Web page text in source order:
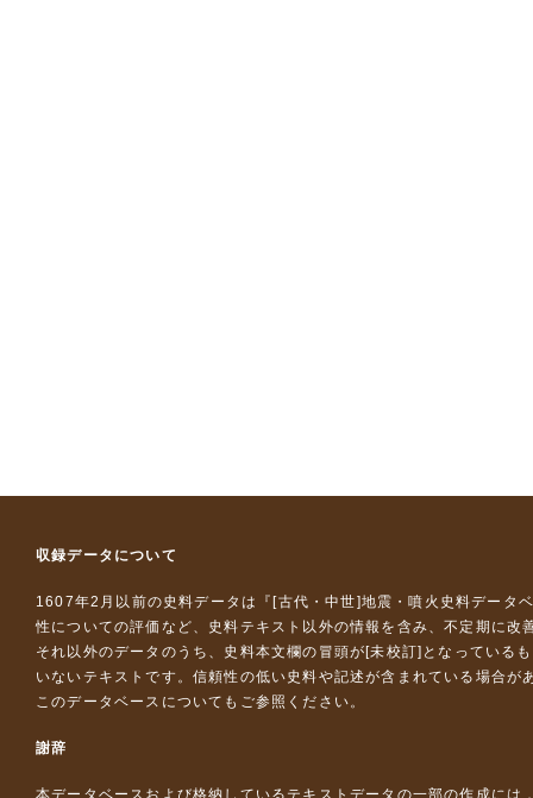
収録データについて
1607年2月以前の史料データは『 [古代・中世]地震・噴火史料データ
性についての評価など、史料テキスト以外の情報を含み、不定期に改
それ以外のデータのうち、史料本文欄の冒頭が[未校訂]となっている
いないテキストです。信頼性の低い史料や記述が含まれている場合が
このデータベースについて もご参照ください。
謝辞
本データベースおよび格納しているテキストデータの一部の作成には